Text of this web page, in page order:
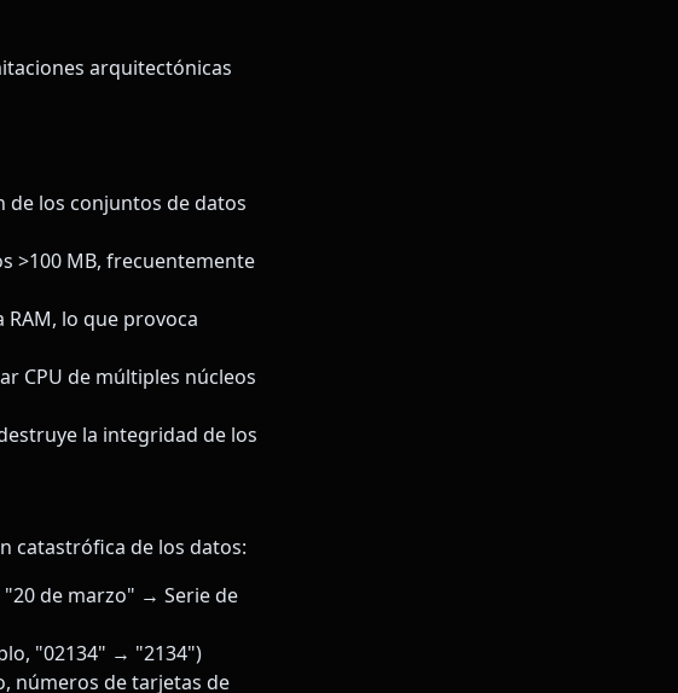
arquitectónicas
de los conjuntos de datos
>100 MB, frecuentemente
lo que provoca
CPU de múltiples núcleos
la integridad de los
catastrófica de los datos:
de marzo" → Serie de
"02134" → "2134")
números de tarjetas de